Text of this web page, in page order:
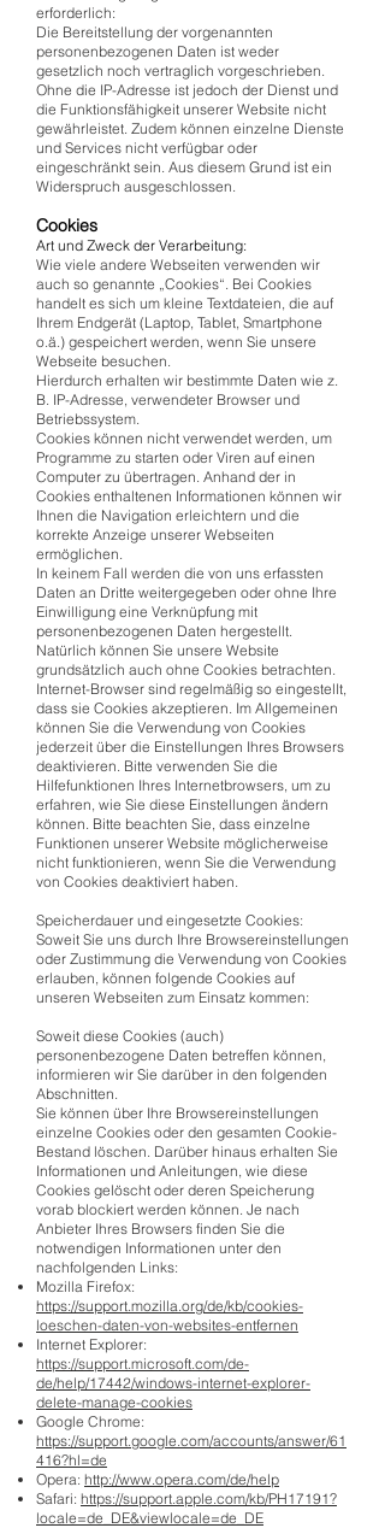
erforderlich:
Die Bereitstellung der vorgenannten
personenbezogenen Daten ist weder
gesetzlich noch vertraglich vorgeschrieben.
Ohne die IP-Adresse ist jedoch der Dienst und
die Funktionsfähigkeit unserer Website nicht
gewährleistet. Zudem können einzelne Dienste
und Services nicht verfügbar oder
eingeschränkt sein. Aus diesem Grund ist ein
Widerspruch ausgeschlossen.
Cookies
Art und Zweck der Verarbeitung:
Wie viele andere Webseiten verwenden wir
auch so genannte „Cookies“. Bei Cookies
handelt es sich um kleine Textdateien, die auf
Ihrem Endgerät (Laptop, Tablet, Smartphone
o.ä.) gespeichert werden, wenn Sie unsere
Webseite besuchen.
Hierdurch erhalten wir bestimmte Daten wie z.
B. IP-Adresse, verwendeter Browser und
Betriebssystem.
Cookies können nicht verwendet werden, um
Programme zu starten oder Viren auf einen
Computer zu übertragen. Anhand der in
Cookies enthaltenen Informationen können wir
Ihnen die Navigation erleichtern und die
korrekte Anzeige unserer Webseiten
ermöglichen.
In keinem Fall werden die von uns erfassten
Daten an Dritte weitergegeben oder ohne Ihre
Einwilligung eine Verknüpfung mit
personenbezogenen Daten hergestellt.
Natürlich können Sie unsere Website
grundsätzlich auch ohne Cookies betrachten.
Internet-Browser sind regelmäßig so eingestellt,
dass sie Cookies akzeptieren. Im Allgemeinen
können Sie die Verwendung von Cookies
jederzeit über die Einstellungen Ihres Browsers
deaktivieren. Bitte verwenden Sie die
Hilfefunktionen Ihres Internetbrowsers, um zu
erfahren, wie Sie diese Einstellungen ändern
können. Bitte beachten Sie, dass einzelne
Funktionen unserer Website möglicherweise
nicht funktionieren, wenn Sie die Verwendung
von Cookies deaktiviert haben.
Speicherdauer und eingesetzte Cookies:
Soweit Sie uns durch Ihre Browsereinstellungen
oder Zustimmung die Verwendung von Cookies
erlauben, können folgende Cookies auf
unseren Webseiten zum Einsatz kommen:
Soweit diese Cookies (auch)
personenbezogene Daten betreffen können,
informieren wir Sie darüber in den folgenden
Abschnitten.
Sie können über Ihre Browsereinstellungen
einzelne Cookies oder den gesamten Cookie-
Bestand löschen. Darüber hinaus erhalten Sie
Informationen und Anleitungen, wie diese
Cookies gelöscht oder deren Speicherung
vorab blockiert werden können. Je nach
Anbieter Ihres Browsers finden Sie die
notwendigen Informationen unter den
nachfolgenden Links:
Mozilla Firefox:
https://support.mozilla.org/de/kb/cookies-
loeschen-daten-von-websites-entfernen
Internet Explorer:
https://support.microsoft.com/de-
de/help/17442/windows-internet-explorer-
delete-manage-cookies
Google Chrome:
https://support.google.com/accounts/answer/61
416?hl=de
Opera: http://www.opera.com/de/help
Safari: https://support.apple.com/kb/PH17191?
locale=de_DE&viewlocale=de_DE